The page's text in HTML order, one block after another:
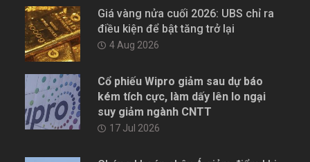
Giá vàng nửa cuối 2026: UBS chỉ ra
điều kiện để bật tăng trở lại
4 Aug 2026
Cổ phiếu Wipro giảm sau dự báo
kém tích cực, làm dấy lên lo ngại
suy giảm ngành CNTT
17 Jul 2026